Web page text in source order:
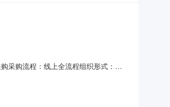
采购流程：线上全流程组织形式：自
其他公告信息邀请函名称：2024年度